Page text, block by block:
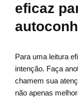
eficaz
Para uma leitura
intenção. Faça
chamem sua
não apenas